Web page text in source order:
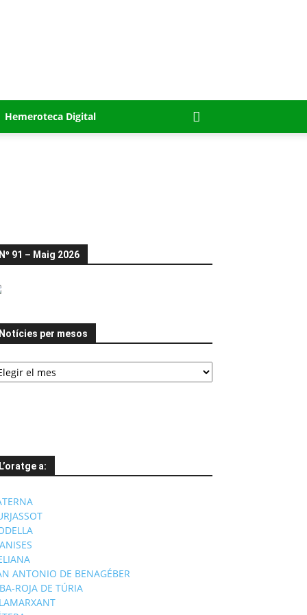
Hemeroteca Digital
Nº 91 – Maig 2026
Notícies per mesos
L’oratge a:
ANTONIO DE BENAGÉBER
ROJA DE TÚRIA